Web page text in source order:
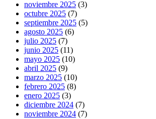
noviembre 2025 (3)
octubre 2025 (7)
septiembre 2025 (5)
agosto 2025 (6)
julio 2025 (7)
junio 2025 (11)
mayo 2025 (10)
abril 2025 (9)
marzo 2025 (10)
febrero 2025 (8)
enero 2025 (3)
diciembre 2024 (7)
noviembre 2024 (7)